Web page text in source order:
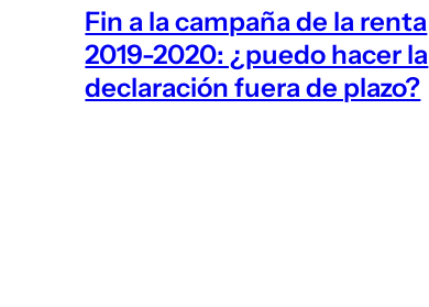
Fin a la campaña de la renta
2019-2020: ¿puedo hacer la
declaración fuera de plazo?